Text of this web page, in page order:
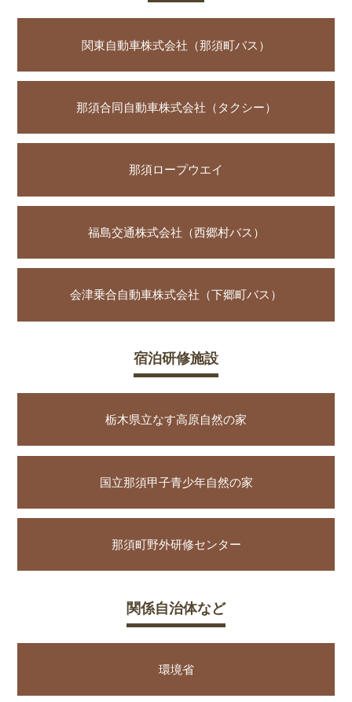
関東自動車株式会社（那須町バス）
那須合同自動車株式会社（タクシー）
那須ロープウエイ
福島交通株式会社（西郷村バス）
会津乗合自動車株式会社（下郷町バス）
宿泊研修施設
栃木県立なす高原自然の家
国立那須甲子青少年自然の家
那須町野外研修センター
関係自治体など
環境省